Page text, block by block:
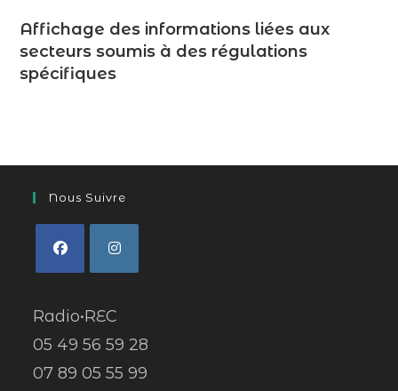
Affichage des informations liées aux
secteurs soumis à des régulations
spécifiques
Nous Suivre
Radio•REC
05 49 56 59 28
07 89 05 55 99